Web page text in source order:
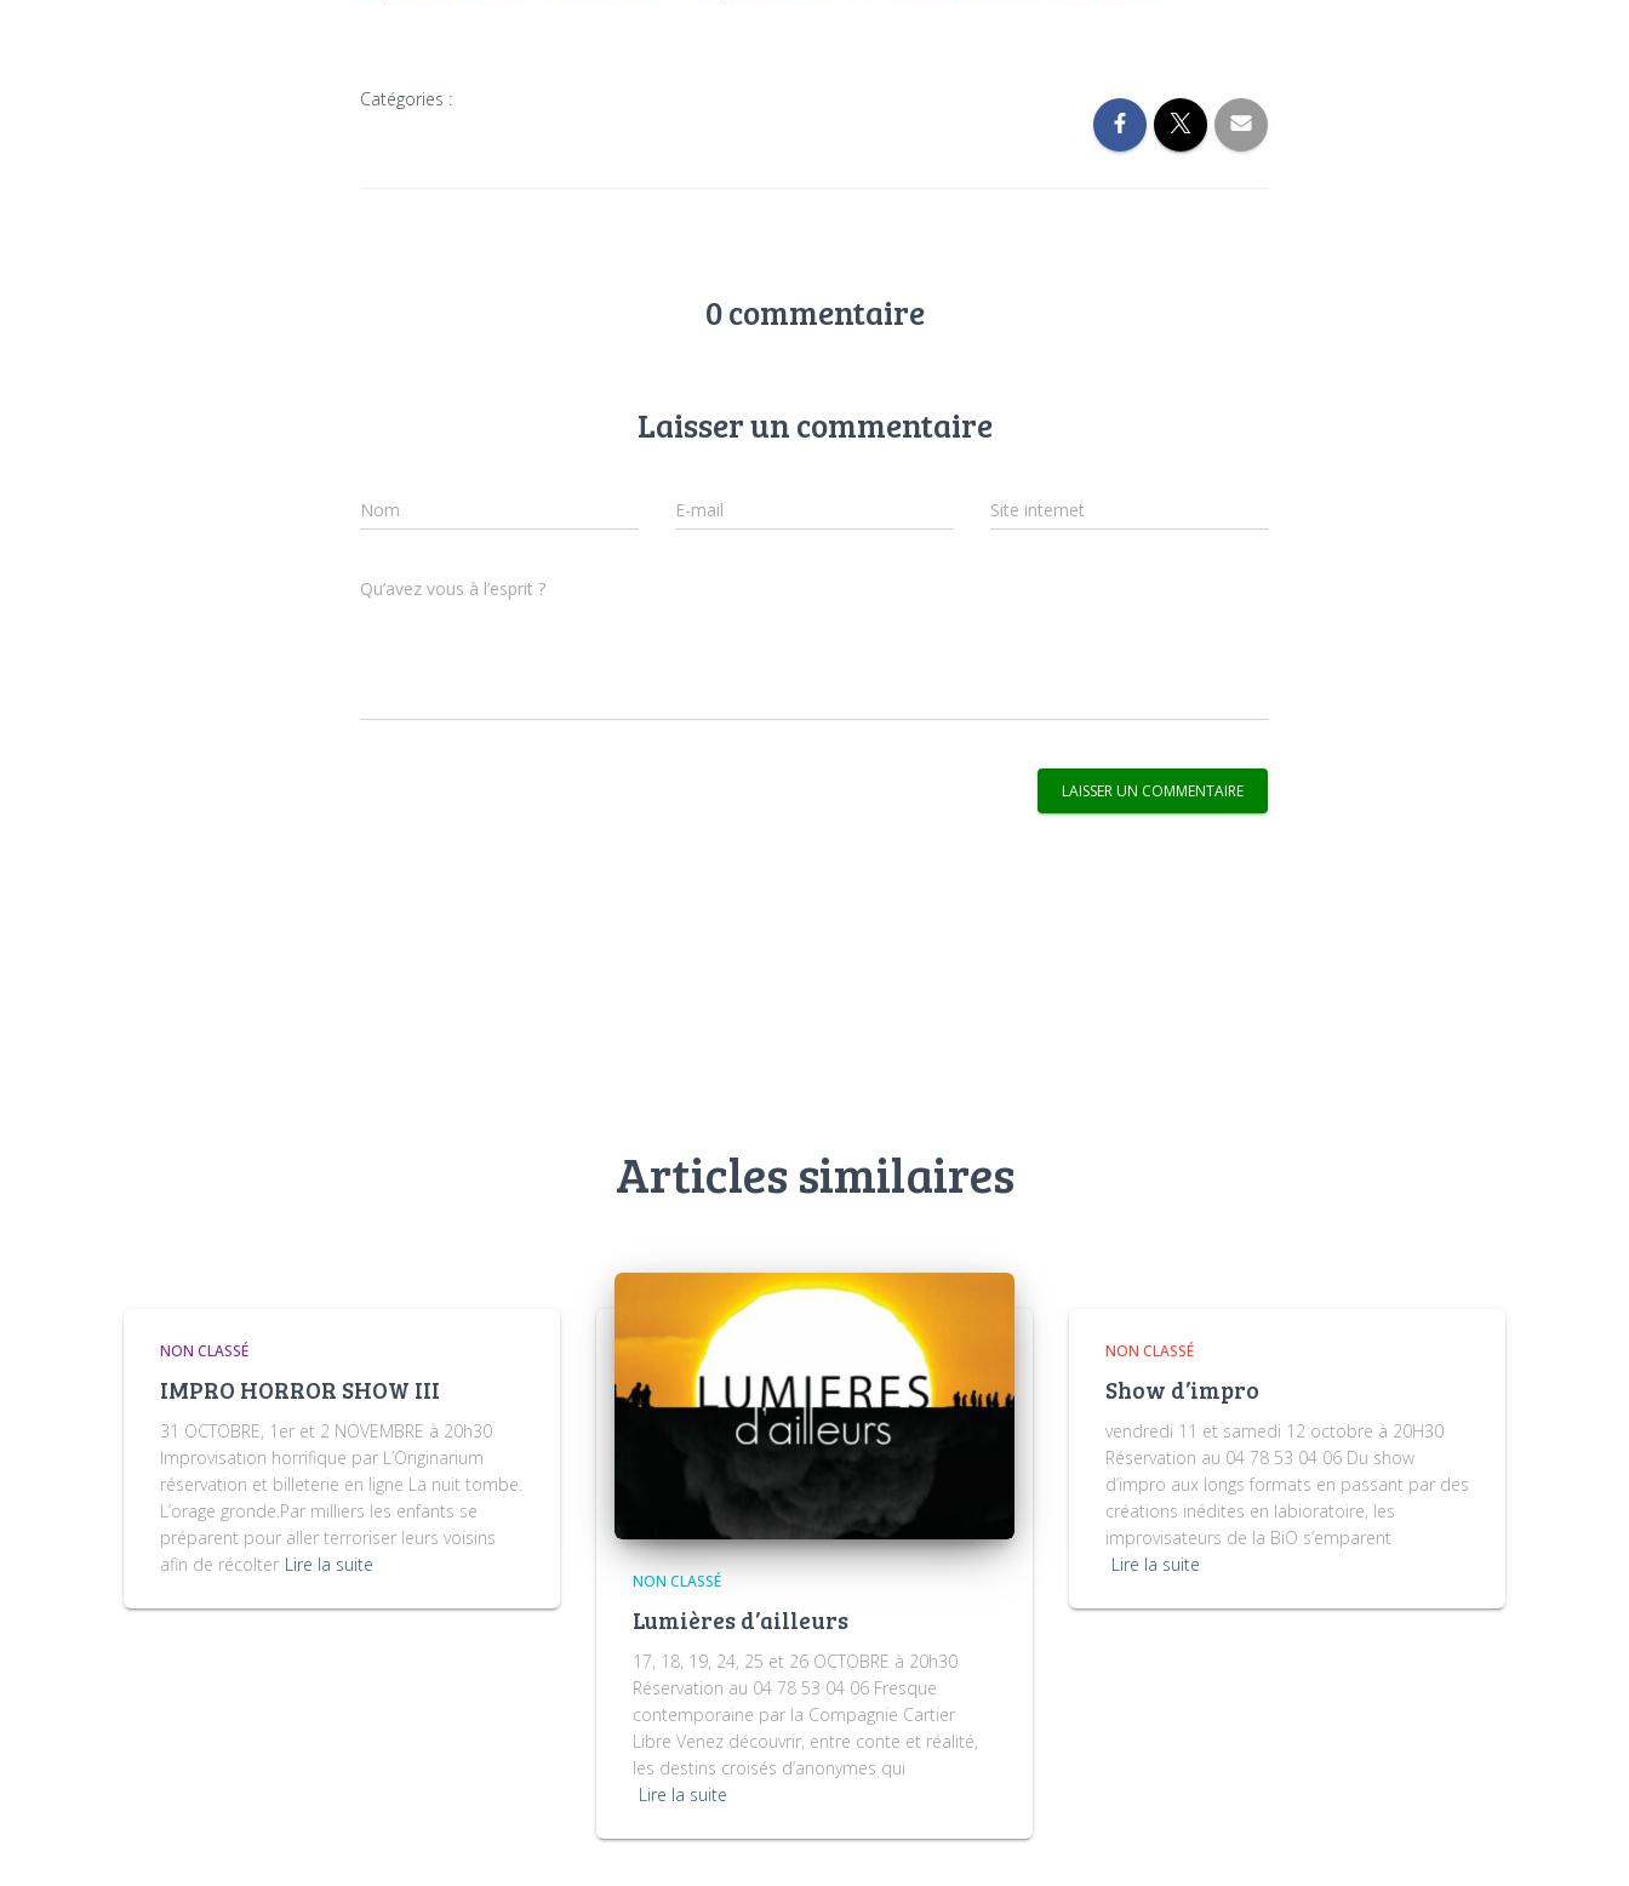
Catégories :
0 commentaire
Laisser un commentaire
Nom E-mail Site internet
Qu’avez vous à l’esprit ?
Articles similaires
NON CLASSÉ
IMPRO HORROR SHOW III
31 OCTOBRE, 1er et 2 NOVEMBRE à 20h30
Improvisation horrifique par L’Originarium
réservation et billeterie en ligne La nuit tombe.
L’orage gronde.Par milliers les enfants se
préparent pour aller terroriser leurs voisins
afin de récolter Lire la suite
NON CLASSÉ
Lumières d’ailleurs
17, 18, 19, 24, 25 et 26 OCTOBRE à 20h30
Réservation au 04 78 53 04 06 Fresque
contemporaine par la Compagnie Cartier
Libre Venez découvrir, entre conte et réalité,
les destins croisés d’anonymes qui
Lire la suite
NON CLASSÉ
Show d’impro
vendredi 11 et samedi 12 octobre à 20H30
Réservation au 04 78 53 04 06 Du show
d’impro aux longs formats en passant par des
créations inédites en labioratoire, les
improvisateurs de la BiO s’emparent
Lire la suite